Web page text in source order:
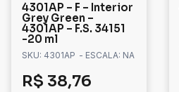
4301AP – F – Interior
Grey Green –
4301AP – F.S. 34151
-20 ml
SKU: 4301AP - ESCALA: NA
R$ 38,76